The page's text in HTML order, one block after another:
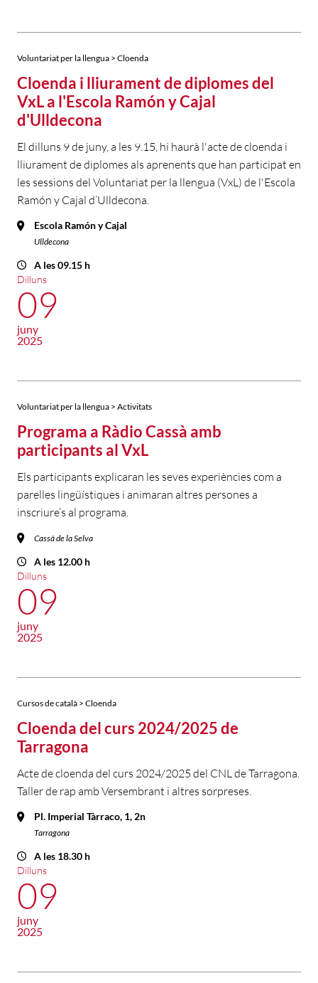
Voluntariat per la llengua > Cloenda
Cloenda i lliurament de diplomes del
VxL a l'Escola Ramón y Cajal
d'Ulldecona
El dilluns 9 de juny, a les 9.15, hi haurà l'acte de cloenda i
lliurament de diplomes als aprenents que han participat en
les sessions del Voluntariat per la llengua (VxL) de l'Escola
Ramón y Cajal d’Ulldecona.
Escola Ramón y Cajal
Ulldecona
A les 09.15 h
Dilluns
09
juny
2025
Voluntariat per la llengua > Activitats
Programa a Ràdio Cassà amb
participants al VxL
Els participants explicaran les seves experiències com a
parelles lingüístiques i animaran altres persones a
inscriure’s al programa.
Cassà de la Selva
A les 12.00 h
Dilluns
09
juny
2025
Cursos de català > Cloenda
Cloenda del curs 2024/2025 de
Tarragona
Acte de cloenda del curs 2024/2025 del CNL de Tarragona.
Taller de rap amb Versembrant i altres sorpreses.
Pl. Imperial Tàrraco, 1, 2n
Tarragona
A les 18.30 h
Dilluns
09
juny
2025